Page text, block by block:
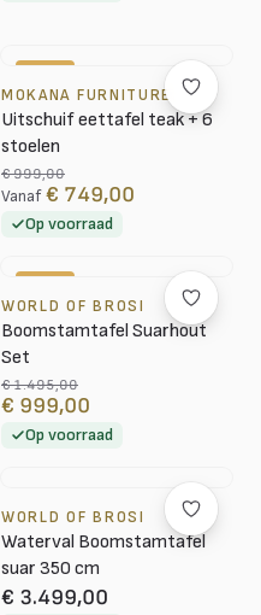
MOKANA FURNITURE
Uitschuif eettafel teak + 6
stoelen
€ 999,00
Vanaf € 749,00
Op voorraad
WORLD OF BROSI
Boomstamtafel Suarhout
Set
€ 1.495,00
€ 999,00
Op voorraad
WORLD OF BROSI
Waterval Boomstamtafel
suar 350 cm
€ 3.499,00